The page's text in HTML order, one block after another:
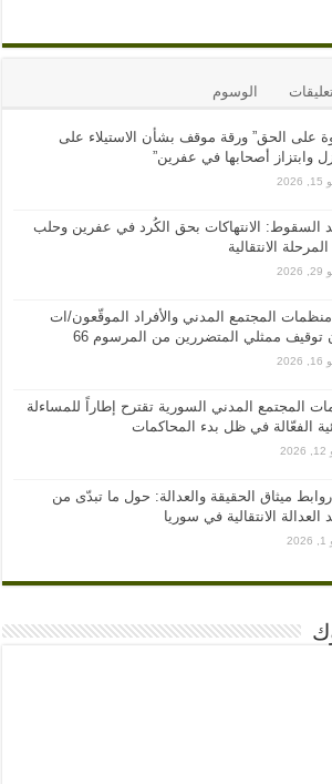
الوسوم
على الحق” ورقة موقف بشأن الاستيلاء على
وابتزاز أصحابها في عفرين”
السقوط: الانتهاكات بحق الكُرد في عفرين وحلب
الانتقالية
منظمات المجتمع المدني والأفراد الموقّعون/ات
توقيف ممثلي المتضررين من المرسوم 66
المجتمع المدني السورية تقترح إطاراً للمساءلة
الفعّالة في ظل بدء المحاكمات
روابط ميثاق الحقيقة والعدالة: حول ما تبدّى من
الانتقالية في سوريا